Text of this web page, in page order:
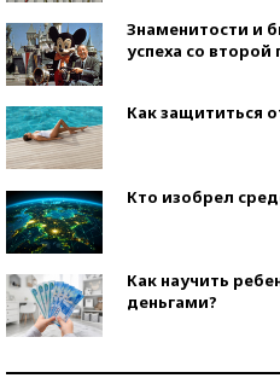
Знаменитости и
успеха со второй
Как защититься
Кто изобрел
Как научить
деньгами?